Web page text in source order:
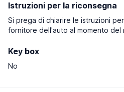
Istruzioni per la riconsegna
Si prega di chiarire le istruzioni
fornitore dell'auto al momento del
Key box
No